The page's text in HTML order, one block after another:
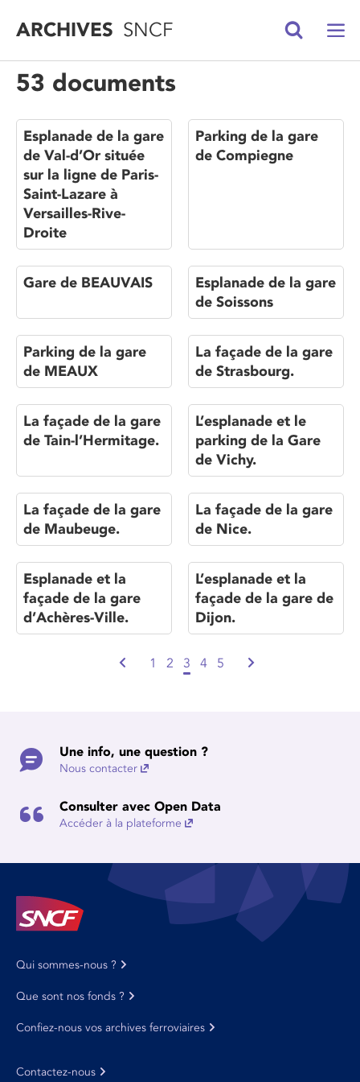
ARCHIVESSNCF
53 documents
Esplanade de la gare
de Val-d’Or située
sur la ligne de Paris-
Saint-Lazare à
Versailles-Rive-
Droite
Parking de la gare
de Compiegne
Gare de BEAUVAIS
Esplanade de la gare
de Soissons
Parking de la gare
de MEAUX
La façade de la gare
de Strasbourg.
La façade de la gare
de Tain-l’Hermitage.
L’esplanade et le
parking de la Gare
de Vichy.
La façade de la gare
de Maubeuge.
La façade de la gare
de Nice.
Esplanade et la
façade de la gare
d’Achères-Ville.
L’esplanade et la
façade de la gare de
Dijon.
1 2 3 4 5
Une info, une question ?
Nous contacter
Consulter avec Open Data
Accéder à la plateforme
Qui sommes-nous ?
Que sont nos fonds ?
Confiez-nous vos archives ferroviaires
Contactez-nous